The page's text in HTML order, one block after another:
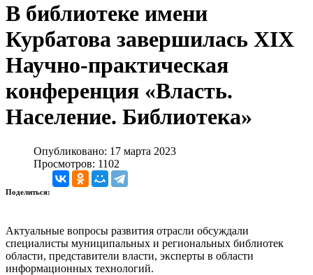
В библиотеке имени
Курбатова завершилась XIX
Научно-практическая
конференция «Власть.
Население. Библиотека»
Опубликовано: 17 марта 2023
Просмотров: 1102
Поделиться:
Актуальные вопросы развития отрасли обсуждали
специалисты муниципальных и региональных библиотек
области, представители власти, эксперты в области
информационных технологий.